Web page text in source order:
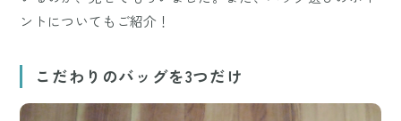
ントについてもご紹介！
こだわりのバッグを3つだけ